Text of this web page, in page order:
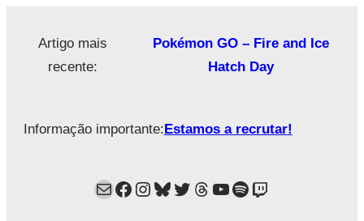
Artigo mais
recente:
Pokémon GO – Fire and Ice
Hatch Day
Informação importante:Estamos a recrutar!
MailFacebook
Instagram
Bluesky
Twitter
Estamos no Threads!
YouTube
Spotify
Twitch